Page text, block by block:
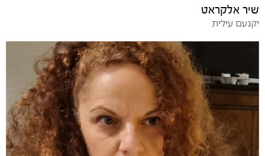
שיר אלקראט
יקנעם עילית